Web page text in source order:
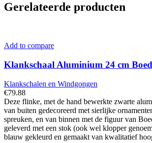
Gerelateerde producten
Add to compare
Klankschaal Aluminium 24 cm
Klankschalen en Windgongen
€79.88
Deze flinke, met de hand bewerkte zwarte
van buiten gedecoreerd met sierlijke
spreuken, en van binnen met de figuur van
geleverd met een stok (ook wel klopper
blauw gekleurd en gemaakt van kwalitatief